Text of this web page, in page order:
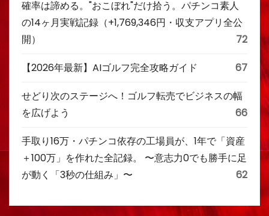
確率は諦める。"おこぼれ"だけ拾う。パチンコ素人
の14ヶ月実戦記録（+1,769,346円・収支アプリ全公
開）
72
【2026年最新】AIゴルフ完全攻略ガイド 67
せどり次のステージへ！ゴルフ転売でビジネスの幅
を広げよう
66
手取り16万・パチンコ依存の工場員が、1年で「資産
＋100万」を作れた全記録。 〜意志力0でも勝手に足
が動く「3秒の仕組み」〜
62